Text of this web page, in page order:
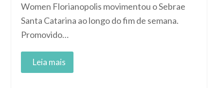
Women Florianopolis movimentou o Sebrae
Santa Catarina ao longo do fim de semana.
Promovido…